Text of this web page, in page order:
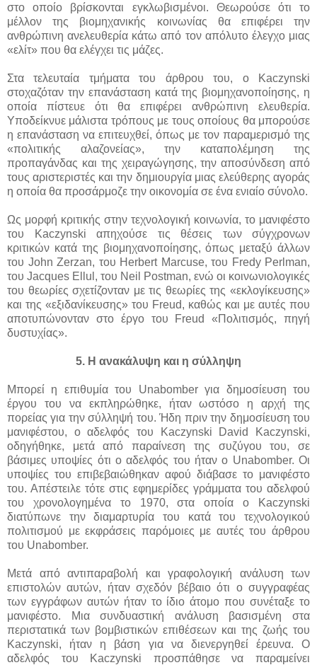
στο οποίο βρίσκονται εγκλωβισμένοι. Θεωρούσε ότι το
μέλλον της βιομηχανικής κοινωνίας θα επιφέρει την
ανθρώπινη ανελευθερία κάτω από τον απόλυτο έλεγχο μιας
«ελίτ» που θα ελέγχει τις μάζες.
Στα τελευταία τμήματα του άρθρου του, ο Kaczynski
στοχαζόταν την επανάσταση κατά της βιομηχανοποίησης, η
οποία πίστευε ότι θα επιφέρει ανθρώπινη ελευθερία.
Υποδείκνυε μάλιστα τρόπους με τους οποίους θα μπορούσε
η επανάσταση να επιτευχθεί, όπως με τον παραμερισμό της
«πολιτικής αλαζονείας», την καταπολέμηση της
προπαγάνδας και της χειραγώγησης, την αποσύνδεση από
τους αριστεριστές και την δημιουργία μιας ελεύθερης αγοράς
η οποία θα προσάρμοζε την οικονομία σε ένα ενιαίο σύνολο.
Ως μορφή κριτικής στην τεχνολογική κοινωνία, το μανιφέστο
του Kaczynski απηχούσε τις θέσεις των σύγχρονων
κριτικών κατά της βιομηχανοποίησης, όπως μεταξύ άλλων
του John Zerzan, του Herbert Marcuse, του Fredy Perlman,
του Jacques Ellul, του Neil Postman, ενώ οι κοινωνιολογικές
του θεωρίες σχετίζονταν με τις θεωρίες της «εκλογίκευσης»
και της «εξιδανίκευσης» του Freud, καθώς και με αυτές που
αποτυπώνονταν στο έργο του Freud «Πολιτισμός, πηγή
δυστυχίας».
5. Η ανακάλυψη και η σύλληψη
Μπορεί η επιθυμία του Unabomber για δημοσίευση του
έργου του να εκπληρώθηκε, ήταν ωστόσο η αρχή της
πορείας για την σύλληψή του. Ήδη πριν την δημοσίευση του
μανιφέστου, ο αδελφός του Kaczynski David Kaczynski,
οδηγήθηκε, μετά από παραίνεση της συζύγου του, σε
βάσιμες υποψίες ότι ο αδελφός του ήταν ο Unabomber. Οι
υποψίες του επιβεβαιώθηκαν αφού διάβασε το μανιφέστο
του. Απέστειλε τότε στις εφημερίδες γράμματα του αδελφού
του χρονολογημένα το 1970, στα οποία ο Kaczynski
διατύπωνε την διαμαρτυρία του κατά του τεχνολογικού
πολιτισμού με εκφράσεις παρόμοιες με αυτές του άρθρου
του Unabomber.
Μετά από αντιπαραβολή και γραφολογική ανάλυση των
επιστολών αυτών, ήταν σχεδόν βέβαιο ότι ο συγγραφέας
των εγγράφων αυτών ήταν το ίδιο άτομο που συνέταξε το
μανιφέστο. Μια συνδυαστική ανάλυση βασισμένη στα
περιστατικά των βομβιστικών επιθέσεων και της ζωής του
Kaczynski, ήταν η βάση για να διενεργηθεί έρευνα. Ο
αδελφός του Kaczynski προσπάθησε να παραμείνει